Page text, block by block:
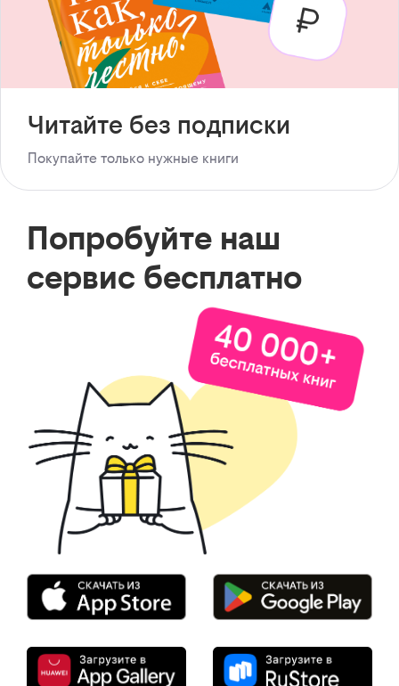
Читайте без подписки
Покупайте только нужные книги
Попробуйте наш
сервис бесплатно